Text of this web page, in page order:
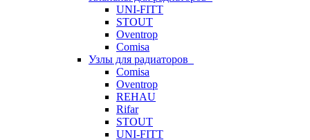
UNI-FITT
STOUT
Oventrop
Comisa
Узлы для радиаторов
Comisa
Oventrop
REHAU
Rifar
STOUT
UNI-FITT